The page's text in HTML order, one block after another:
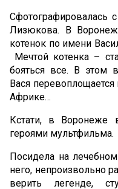
Сфотографировалась
Лизюкова. В
котенок по имени
Мечтой котенка –
бояться все. В этом
Вася
Африке…
Кстати, в Воронеже
героями мультфильма.
Посидела на
него, непроизвольно
верить легенде,